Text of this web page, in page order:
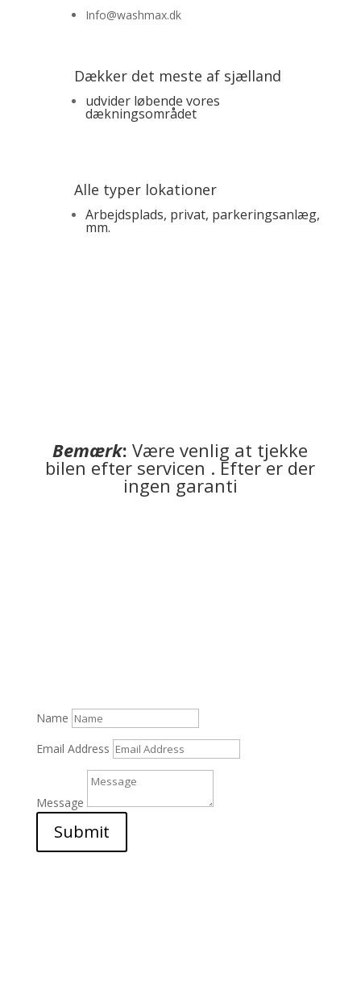
Info@washmax.dk
Dækker det meste af sjælland
udvider løbende vores
dækningsområdet
Alle typer lokationer
Arbejdsplads, privat, parkeringsanlæg,
mm.
Bemærk: Være venlig at tjekke
bilen efter servicen . Efter er der
ingen garanti
Name
Email Address
Message
Submit